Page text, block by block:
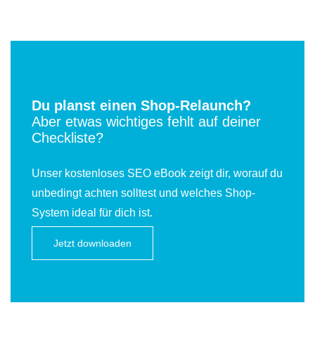
Du planst einen Shop-Relaunch?
Aber etwas wichtiges fehlt auf deiner
Checkliste?
Unser kostenloses SEO eBook zeigt dir, worauf du
unbedingt achten solltest und welches Shop-
System ideal für dich ist.
Jetzt downloaden